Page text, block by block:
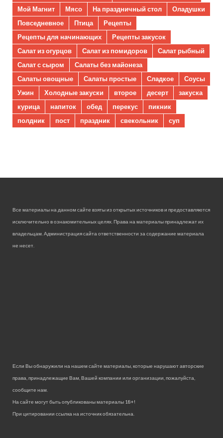
Мой Магнит
Мясо На праздничный стол
Оладушки
Повседневное
Птица
Рецепты
Рецепты для начинающих
Рецепты закусок
Салат из огурцов
Салат из помидоров
Салат рыбный
Салат с сыром
Салаты без майонеза
Салаты овощные
Салаты простые Сладкое
Соусы
Ужин
Холодные закуски второе десерт
закуска
курица
напиток обед перекус
пикник
полдник
пост праздник свекольник суп
Все материалы на данном сайте взяты из открытых источников и предоставляются
исключительно в ознакомительных целях. Права на материалы принадлежат их
владельцам. Администрация сайта ответственности за содержание материала
не несет.
Если Вы обнаружили на нашем сайте материалы, которые нарушают авторские
права, принадлежащие Вам, Вашей компании или организации, пожалуйста,
сообщите нам.
На сайте могут быть опубликованы материалы 18+!
При цитировании ссылка на источник обязательна.